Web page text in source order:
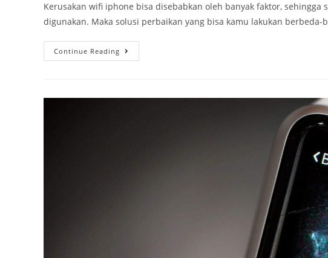
Kerusakan wifi iphone bisa disebabkan oleh banyak faktor,
digunakan. Maka solusi perbaikan yang bisa kamu lakukan
Continue Reading